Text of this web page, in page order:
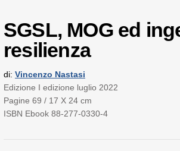
SGSL, MOG ed
resilienza
di: Vincenzo Nastasi
Edizione I edizione luglio 2022
Pagine 69 / 17 X 24 cm
ISBN Ebook 88-277-0330-4